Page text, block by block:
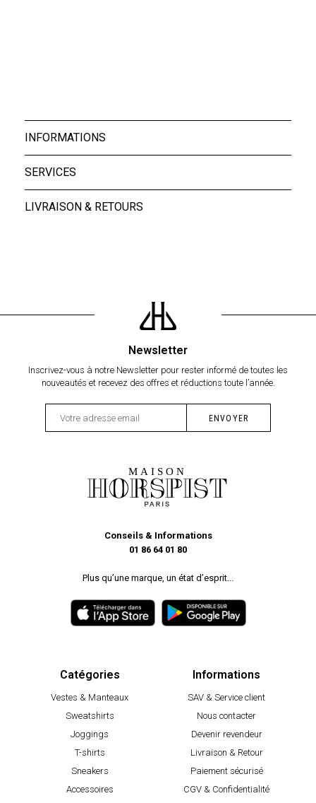
INFORMATIONS
SERVICES
LIVRAISON & RETOURS
Newsletter
Inscrivez-vous à notre Newsletter pour rester informé de toutes les
nouveautés et recevez des offres et réductions toute l’année.
Conseils & Informations
01 86 64 01 80
Plus qu’une marque, un état d’esprit...
Catégories
Vestes & Manteaux
Sweatshirts
Joggings
T-shirts
Sneakers
Accessoires
Informations
SAV & Service client
Nous contacter
Devenir revendeur
Livraison & Retour
Paiement sécurisé
CGV & Confidentialité